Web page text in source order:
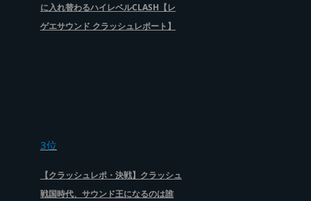
に入れ替わるハイレベルCLASH【レ
ゲエサウンド クラッシュレポート】
3位
【クラッシュレポ・決戦】クラッシュ
戦国時代、サウンド王になるのは誰